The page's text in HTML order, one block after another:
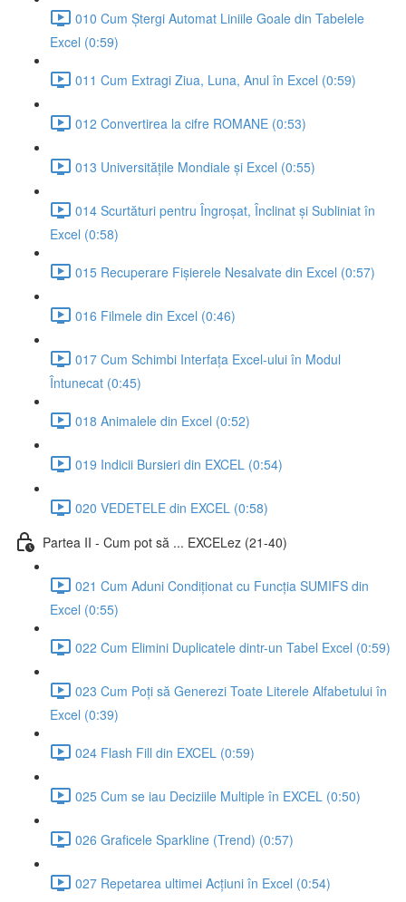
010 Cum Ștergi Automat Liniile Goale din Tabelele
Excel (0:59)
011 Cum Extragi Ziua, Luna, Anul în Excel (0:59)
012 Convertirea la cifre ROMANE (0:53)
013 Universitățile Mondiale și Excel (0:55)
014 Scurtături pentru Îngroșat, Înclinat și Subliniat în
Excel (0:58)
015 Recuperare Fișierele Nesalvate din Excel (0:57)
016 Filmele din Excel (0:46)
017 Cum Schimbi Interfața Excel-ului în Modul
Întunecat (0:45)
018 Animalele din Excel (0:52)
019 Indicii Bursieri din EXCEL (0:54)
020 VEDETELE din EXCEL (0:58)
Partea II - Cum pot să ... EXCELez (21-40)
021 Cum Aduni Condiționat cu Funcția SUMIFS din
Excel (0:55)
022 Cum Elimini Duplicatele dintr-un Tabel Excel (0:59)
023 Cum Poți să Generezi Toate Literele Alfabetului în
Excel (0:39)
024 Flash Fill din EXCEL (0:59)
025 Cum se iau Deciziile Multiple în EXCEL (0:50)
026 Graficele Sparkline (Trend) (0:57)
027 Repetarea ultimei Acțiuni în Excel (0:54)